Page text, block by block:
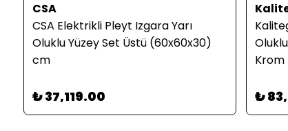
CSA
CSA Elektrikli Pleyt Izgara Yarı
Oluklu Yüzey Set Üstü (60x60x30)
cm
₺ 37,119.00
Krom
₺